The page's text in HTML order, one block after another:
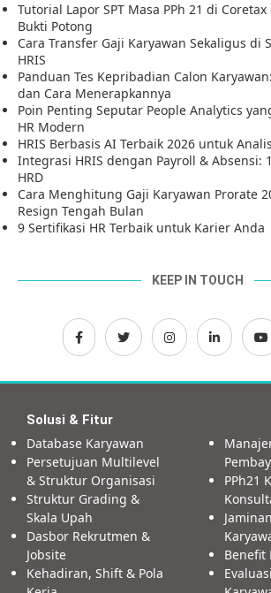
Tutorial Lapor SPT Masa PPh 21 di
Bukti Potong
Cara Transfer Gaji Karyawan Sekaligus di
HRIS
Panduan Tes Kepribadian Calon
dan Cara Menerapkannya
Poin Penting Seputar People Analytics
HR Modern
HRIS Berbasis AI Terbaik 2026 untuk
Integrasi HRIS dengan Payroll & Absensi:
HRD
Cara Menghitung Gaji Karyawan Prorate
Resign Tengah Bulan
9 Sertifikasi HR Terbaik untuk Karier Anda
KEEP IN TOUCH
Solusi & Fitur
Database Karyawan
Persetujuan Multilevel
& Struktur Organisasi
Struktur Grading &
Skala Upah
Dasbor Rekrutmen &
Jobsite
Kehadiran, Shift & Pola
PPh21
Benefit